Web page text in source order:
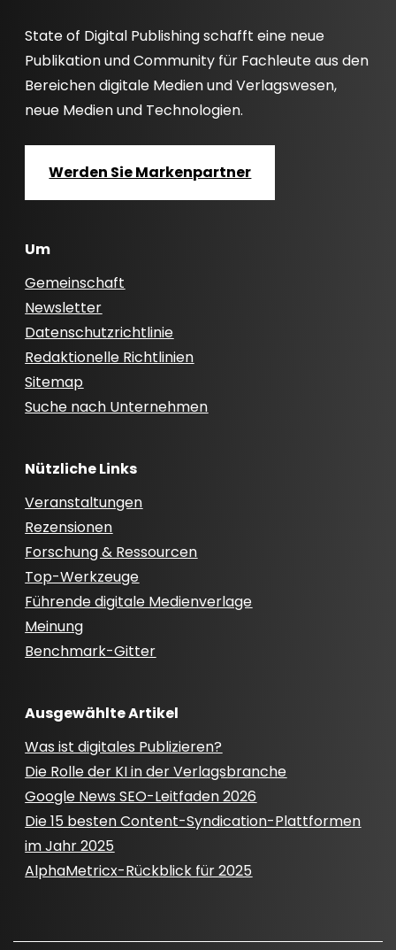
State of Digital Publishing schafft eine neue
Publikation und Community für Fachleute aus den
Bereichen digitale Medien und Verlagswesen,
neue Medien und Technologien.
Werden Sie Markenpartner
Um
Gemeinschaft
Newsletter
Datenschutzrichtlinie
Redaktionelle Richtlinien
Sitemap
Suche nach Unternehmen
Nützliche Links
Veranstaltungen
Rezensionen
Forschung & Ressourcen
Top-Werkzeuge
Führende digitale Medienverlage
Meinung
Benchmark-Gitter
Ausgewählte Artikel
Was ist digitales Publizieren?
Die Rolle der KI in der Verlagsbranche
Google News SEO-Leitfaden 2026
Die 15 besten Content-Syndication-Plattformen
im Jahr 2025
AlphaMetricx-Rückblick für 2025